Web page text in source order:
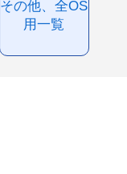
その他、全OS
用一覧